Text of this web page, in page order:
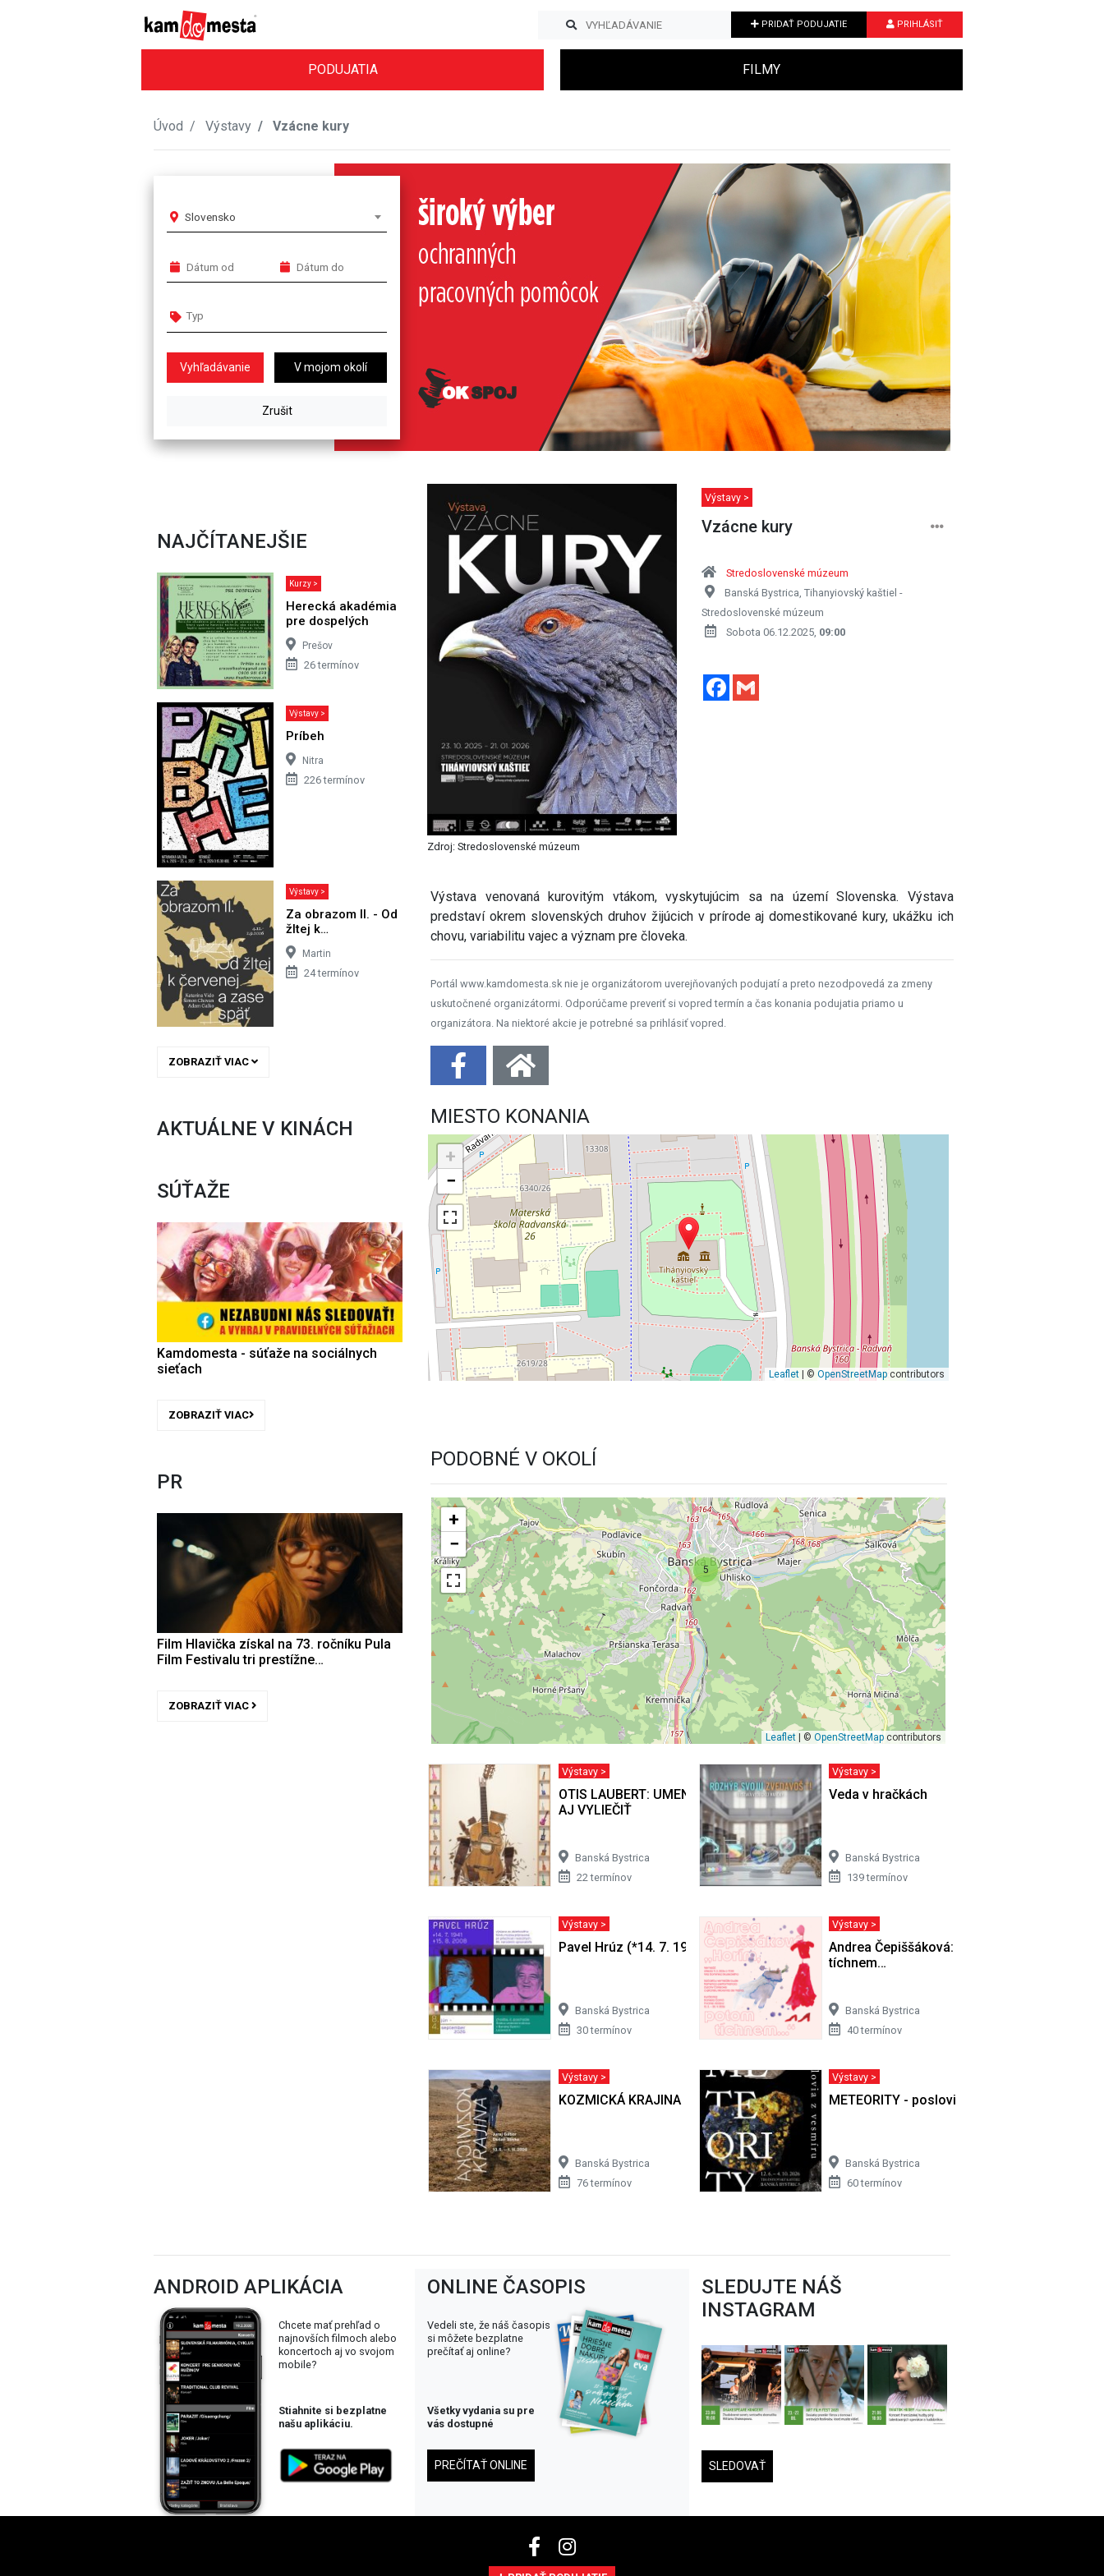
PRIDAŤ PODUJATIE PRIHLÁSIŤ
PODUJATIA FILMY
Úvod Výstavy Vzácne kury
Slovensko
V mojom okolí
Next
NAJČÍTANEJŠIE
Kurzy >
Herecká akadémia
pre dospelých
Prešov
26 termínov
Výstavy >
Príbeh
Nitra
226 termínov
Výstavy >
Za obrazom II. - Od
žltej k…
Martin
24 termínov
ZOBRAZIŤ VIAC
AKTUÁLNE V KINÁCH
SÚŤAŽE
Kamdomesta - súťaže na sociálnych
sieťach
ZOBRAZIŤ VIAC
PR
Film Hlavička získal na 73. ročníku Pula
Film Festivalu tri prestížne…
ZOBRAZIŤ VIAC
Zdroj: Stredoslovenské múzeum
Výstavy >
Vzácne kury
Stredoslovenské múzeum
Banská Bystrica, Tihanyiovský kaštiel -
Stredoslovenské múzeum
Sobota 06.12.2025, 09:00
Facebook
Výstava venovaná kurovitým vtákom, vyskytujúcim sa na území Slovenska. Výstava
predstaví okrem slovenských druhov žijúcich v prírode aj domestikované kury, ukážku ich
chovu, variabilitu vajec a význam pre človeka.
Portál www.kamdomesta.sk nie je organizátorom uverejňovaných podujatí a preto nezodpovedá za zmeny
uskutočnené organizátormi. Odporúčame preveriť si vopred termín a čas konania podujatia priamo u
organizátora. Na niektoré akcie je potrebné sa prihlásiť vopred.
MIESTO KONANIA
+
−
Leaflet| © OpenStreetMapcontributors
PODOBNÉ V OKOLÍ
5
+
−
Leaflet | ©OpenStreetMap contributors
Výstavy >
OTIS LAUBERT: UMENIE BY VÁS MOHLO
AJ VYLIEČIŤ
Banská Bystrica
22 termínov
Výstavy >
Veda v hračkách
Banská Bystrica
139 termínov
Výstavy >
Pavel Hrúz (*14. 7. 1941 + 15. 8. 2008)
Banská Bystrica
30 termínov
Výstavy >
Andrea Čepiššáková: Horím, potom
tíchnem…
Banská Bystrica
40 termínov
Výstavy >
KOZMICKÁ KRAJINA
Banská Bystrica
76 termínov
Výstavy >
METEORITY - poslovia z vesmíru
Banská Bystrica
60 termínov
ANDROID APLIKÁCIA
Chcete mať prehľad o
najnovších filmoch alebo
koncertoch aj vo svojom
mobile?
Stiahnite si bezplatne
našu aplikáciu.
ONLINE ČASOPIS
Vedeli ste, že náš časopis
si môžete bezplatne
prečítať aj online?
Všetky vydania su pre
vás dostupné
PREČÍTAŤ ONLINE
SLEDUJTE NÁŠ
INSTAGRAM
SLEDOVAŤ